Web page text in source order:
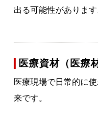
出る可能性があります
医療資材（医療
医療現場で日常的に
来です。